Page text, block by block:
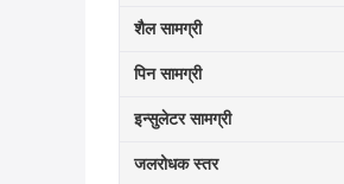
शैल सामग्री
पिन सामग्री
इन्सुलेटर सामग्री
जलरोधक स्तर